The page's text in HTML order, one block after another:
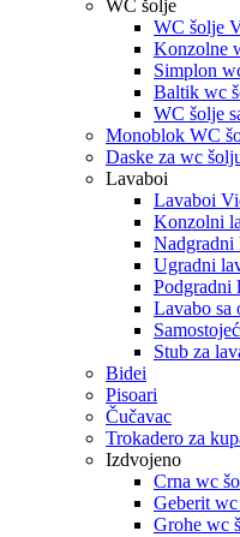
WC šolje
WC šolje
Konzolne
Simplon
Baltik wc
WC šolje
Monoblok WC
Daske za wc
Lavaboi
Lavaboi
Konzolni
Nadgradni
Ugradni
Podgradni
Lavabo sa
Stub za
Bidei
Pisoari
Čučavac
Trokadero za
Izdvojeno
Crna wc
Geberit
Grohe wc